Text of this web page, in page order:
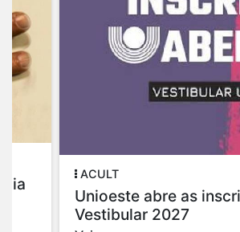
ACULT
Unioeste abre as inscrições
Vestibular 2027